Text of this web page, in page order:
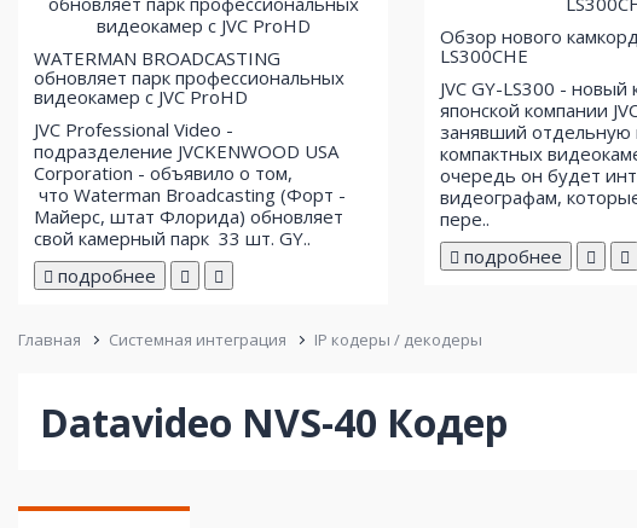
WATERMAN BROADCASTING
обновляет парк профессиональных
видеокамер с JVC ProHD
JVC Professional Video -
подразделение JVCKENWOOD USA
Corporation - объявило о том,
что Waterman Broadcasting (Форт -
Майерс, штат Флорида) обновляет
свой ​​камерный парк 33 шт. GY..
подробнее
Обзор нового
LS300CHE
JVC GY-LS300 -
японской компании
занявший отдельную
компактных
очередь он будет
видеографам,
пере..
подробнее
Главная Системная интеграция IP кодеры / декодеры
Datavideo NVS-40 Кодер